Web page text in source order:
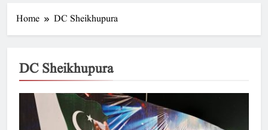
Home DC Sheikhupura
DC Sheikhupura